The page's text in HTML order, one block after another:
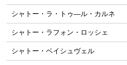
シャトー・ラ・トゥ―ル・カルネ
シャトー・ラフォン・ロッシェ
シャトー・ベイシュヴェル